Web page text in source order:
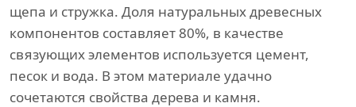
щепа и стружка. Доля натуральных древесных
компонентов составляет 80%, в качестве
связующих элементов используется цемент,
песок и вода. В этом материале удачно
сочетаются свойства дерева и камня.